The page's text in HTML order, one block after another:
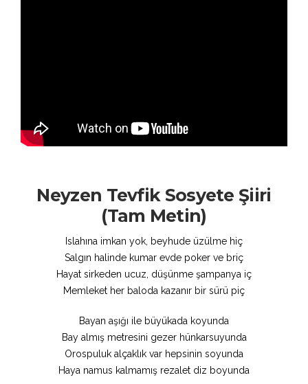
Neyzen Tevfik Sosyete Şiiri
(Tam Metin)
Islahına imkan yok, beyhude üzülme hiç
Salgın halinde kumar evde poker ve briç
Hayat sirkeden ucuz, düşünme şampanya iç
Memleket her baloda kazanır bir sürü piç
Bayan aşığı ile büyükada koyunda
Bay almış metresini gezer hünkarsuyunda
Orospuluk alçaklık var hepsinin soyunda
Haya namus kalmamış rezalet diz boyunda